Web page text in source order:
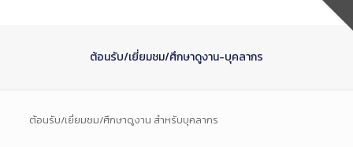
ต้อนรับ/เยี่ยมชม/ศึกษาดูงาน-บุคลากร
ต้อนรับ/เยี่ยมชม/ศึกษาดูงาน สำหรับบุคลากร